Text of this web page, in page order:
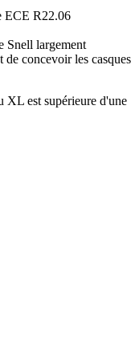
ECE R22.06
Snell largement
concevoir les casques
XL est supérieure d'une